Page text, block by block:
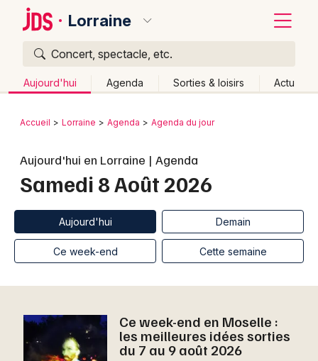
Lorraine
Concert, spectacle, etc.
Aujourd'hui Agenda Sorties & loisirs Actu
Publier un événement
Grands événements
Activité & Expérience
Foires & salons
Spectacles
Colmar
Lille
Lyon
Marseille
Montpellier
Nantes
Retour
Accueil Lorraine Agenda Agenda du jour
Aujourd'hui en Lorraine | Agenda
Samedi 8 Août 2026
Aujourd'hui Demain
Ce week-end Cette semaine
Ce week-end en Moselle :
les meilleures idées sorties
du 7 au 9 août 2026
Quoi ?
Où ?
Quand ?
Aujourd'hui
Demain Ce week-end